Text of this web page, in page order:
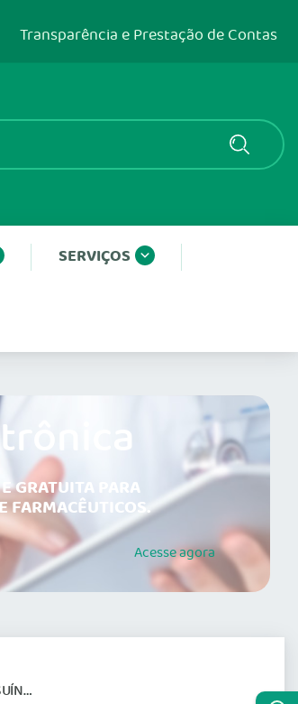
Transparência e Prestação de Contas
SERVIÇOS
GRATUITA PARA
FARMACÊUTICOS.
Acesseagora